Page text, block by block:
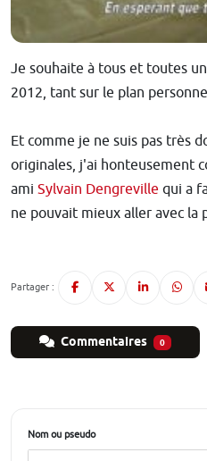
Je souhaite à tous et toutes
2012, tant sur le plan
Et comme je ne suis pas très
originales, j'ai honteusement
ami Sylvain Dengreville qui a
ne pouvait mieux aller avec la
Partager :
Commentaires 0
Nom ou pseudo